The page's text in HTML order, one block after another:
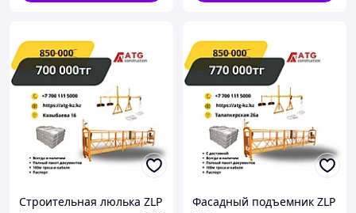
Строительная люлька ZLP
Фасадный подъемник ZLP